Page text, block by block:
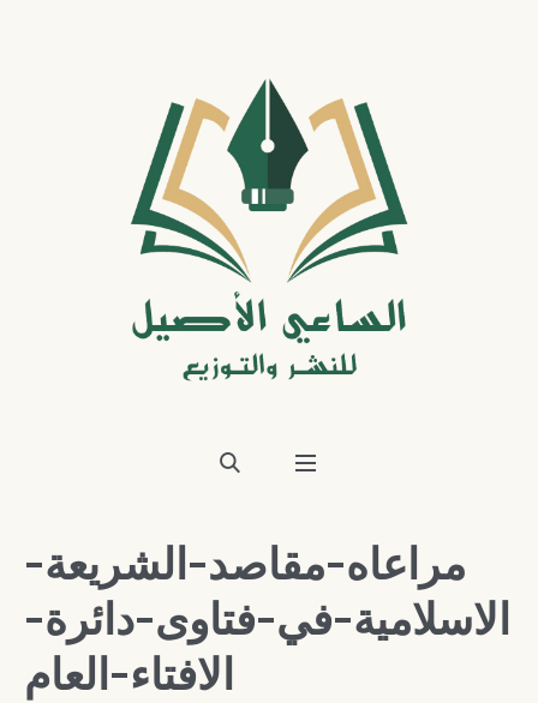
مراعاه-مقاصد-الشريعة-
الاسلامية-في-فتاوى-دائرة-
الافتاء-العام